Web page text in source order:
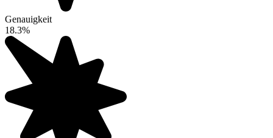
Genauigkeit
18.3%